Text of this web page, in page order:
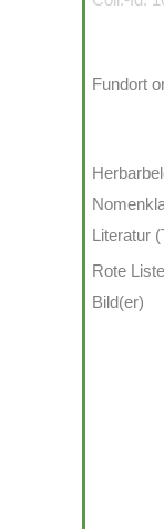
Fundort
Literatur
Rote Liste
Bild(er)